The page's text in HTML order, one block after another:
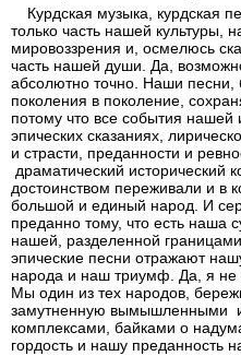
Курдская музыка, курдская
только часть нашей культуры,
мировоззрения и, осмелюсь
часть нашей души. Да,
абсолютно точно. Наши
поколения в поколение,
потому что все события нашей
эпических сказаниях,
и страсти, преданности и
драматический исторический
достоинством переживали и в
большой и единый народ. И
преданно тому, что есть наша
нашей, разделенной
эпические песни отражают
народа и наш триумф. Да, я не
Мы один из тех народов,
замутненную вымышленными
комплексами, байками о
гордость и нашу преданность